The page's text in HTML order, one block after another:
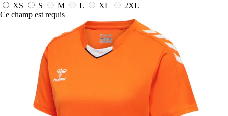
XS
S M L XL
2XL
Ce champ est requis